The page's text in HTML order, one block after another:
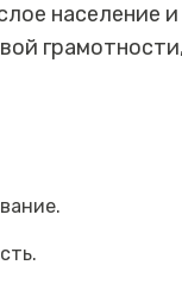
население